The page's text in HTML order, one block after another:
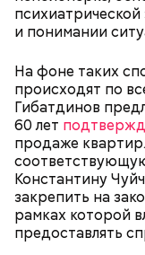
и понимании
На фоне таких
происходят по
Гибатдинов
60 лет
продаже
Константину
закрепить на
рамках которой
предоставлять
День малины
брынза;
растительное
помидоры